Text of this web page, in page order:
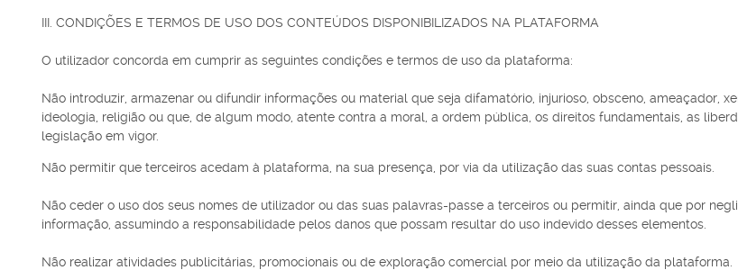
III. CONDIÇÕES E TERMOS DE USO DOS CONTEÚDOS DISPONIBILIZADOS NA PLATAFORMA
O utilizador concorda em cumprir as seguintes condições e termos de uso da plataforma:
Não introduzir, armazenar ou difundir informações ou material que seja difamatório, injurioso, obsceno, ameaçador,
ideologia, religião ou que, de algum modo, atente contra a moral, a ordem pública, os direitos fundamentais, as
legislação em vigor.
Não permitir que terceiros acedam à plataforma, na sua presença, por via da utilização das suas contas pessoais.
Não ceder o uso dos seus nomes de utilizador ou das suas palavras-passe a terceiros ou permitir, ainda que por
informação, assumindo a responsabilidade pelos danos que possam resultar do uso indevido desses elementos.
Não realizar atividades publicitárias, promocionais ou de exploração comercial por meio da utilização da plataforma.